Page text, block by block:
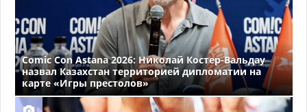
Comic Con Astana 2026: Николай Костер-Вальдау
назвал Казахстан территорией дипломатии на
карте «Игры престолов»